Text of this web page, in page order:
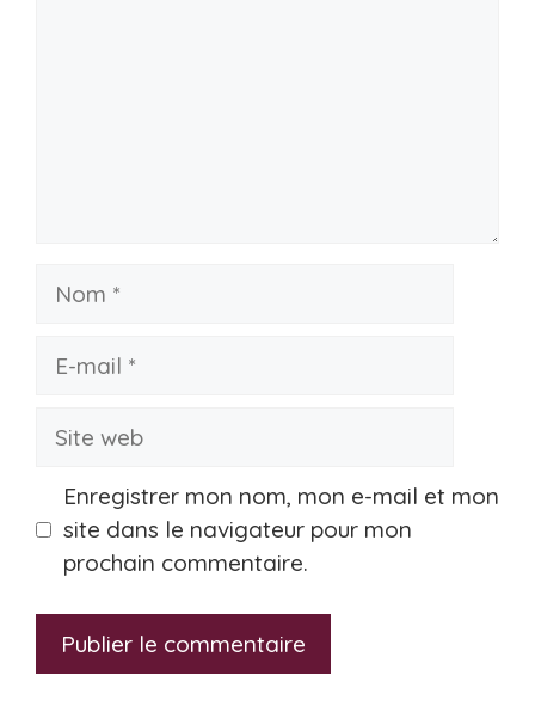
Nom
Site
Enregistrer mon nom, mon e-mail et mon
site dans le navigateur pour mon
prochain commentaire.